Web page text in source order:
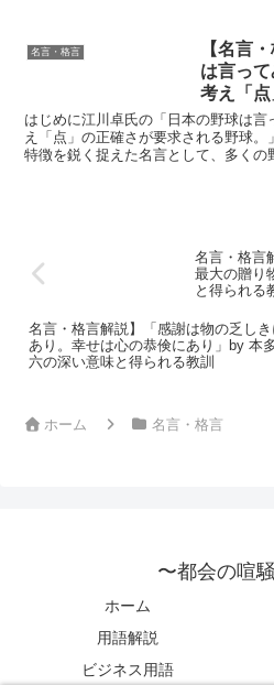
名言・格言
【名言
は言っ
考え「
野球。
得られ
はじめに江川卓氏の「日本の野球は
え「点」の正確さが要求される野球
特徴を鋭く捉えた名言として、多く
名言・格言
最大の贈り
と得られる
名言・格言解説】「感謝は物の乏しき
あり。幸せは心の恭倹にあり」by 本
六の深い意味と得られる教訓
ホーム 名言・格言
〜都会の喧
ホーム
用語解説
ビジネス用語